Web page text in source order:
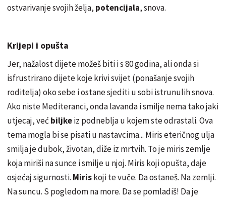
ostvarivanje svojih želja, potencijala, snova.
Krijepi i opušta
Jer, nažalost dijete možeš biti i s 80 godina, ali onda si
isfrustrirano dijete koje krivi svijet (ponašanje svojih
roditelja) oko sebe i ostane sjediti u sobi istrunulih snova.
Ako niste Mediteranci, onda lavanda i smilje nema tako jaki
utjecaj, već biljkeiz podneblja u kojem ste odrastali. Ova
tema mogla bi se pisati u nastavcima... Miris eteričnog ulja
smilja je dubok, životan, diže iz mrtvih. To je miris zemlje
koja miriši na sunce i smilje u njoj. Miris koji opušta, daje
osjećaj sigurnosti. Miriskoji te vuče. Da ostaneš. Na zemlji.
Na suncu. S pogledom na more. Da se pomladiš! Da je